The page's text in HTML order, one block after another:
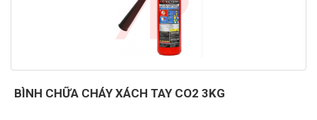
BÌNH CHỮA CHÁY XÁCH TAY CO2 3KG